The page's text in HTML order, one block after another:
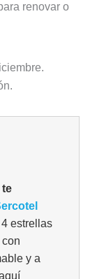
renovar o
estrellas
y a